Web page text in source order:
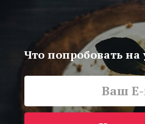
Что попробовать на